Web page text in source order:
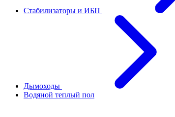
Стабилизаторы и ИБП
Дымоходы
Водяной теплый пол